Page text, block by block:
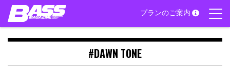
Skip
content
プランのご案内
#DAWN TONE